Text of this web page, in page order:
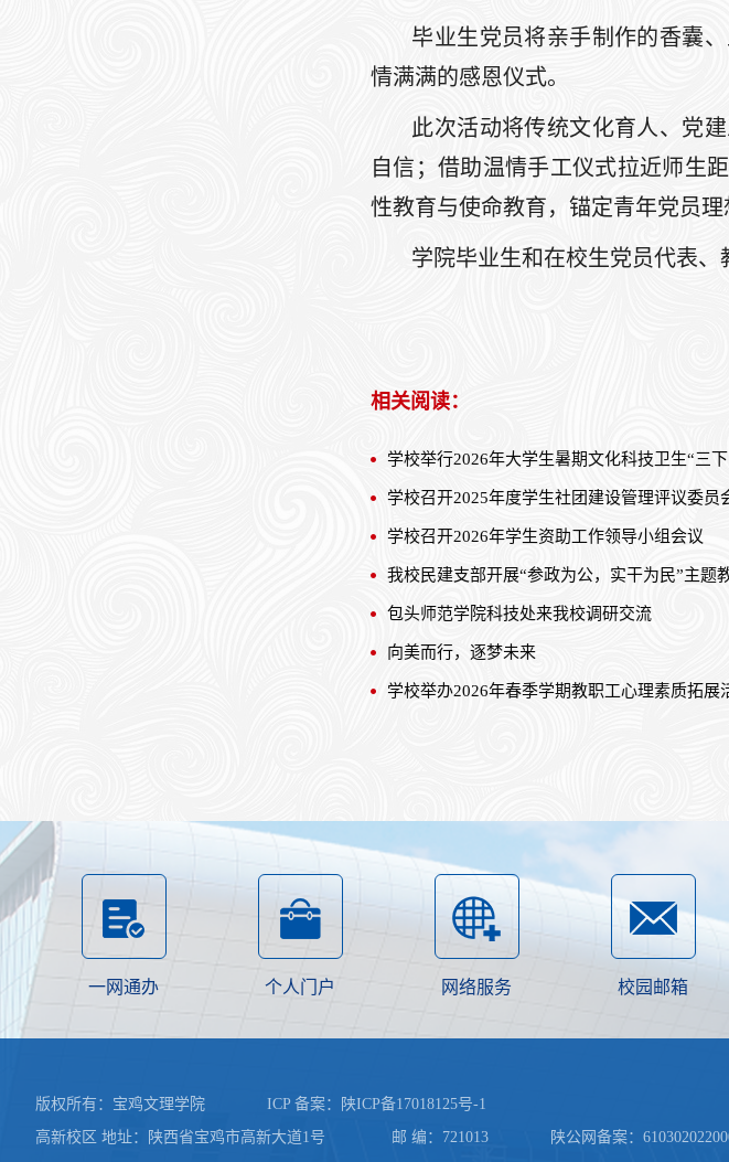
毕业生党员将亲手制作的香囊
情满满的感恩仪式。
此次活动将传统文化育人、党
自信；借助温情手工仪式拉近师生
性教育与使命教育，锚定青年党员理
学院毕业生和在校生党员代表、
相关阅读：
学校举行2026年大学生暑期文化科技卫生“三
学校召开2025年度学生社团建设管理评议委员
学校召开2026年学生资助工作领导小组会议
我校民建支部开展“参政为公，实干为民”主题
包头师范学院科技处来我校调研交流
向美而行，逐梦未来
学校举办2026年春季学期教职工心理素质拓展
一网通办 个人门户 网络服务 校园邮箱
版权所有：宝鸡文理学院 ICP 备案：
陕ICP备17018125号-1
高新校区 地址：陕西省宝鸡市高新大道1号 邮 编：721013 陕公网备案：